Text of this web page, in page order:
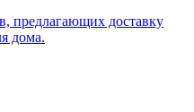
предлагающих доставку
дома.